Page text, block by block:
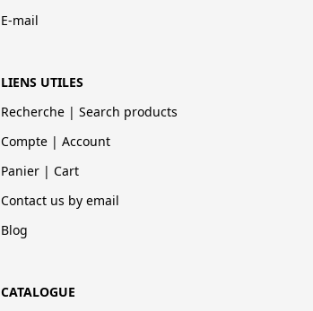
E-mail
LIENS UTILES
Recherche | Search products
Compte | Account
Panier | Cart
Contact us by email
Blog
CATALOGUE